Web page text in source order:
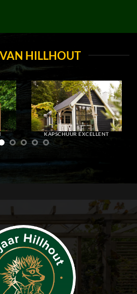
HILLHOUT
KAPSCHUUR EXCELLENT